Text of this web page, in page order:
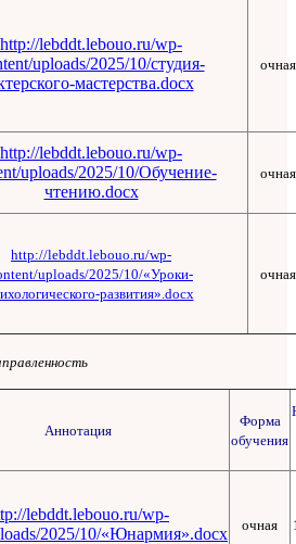
http://lebddt.lebouo.ru/wp-
uploads/2025/10/студия-
мастерства.docx
очная
http://lebddt.lebouo.ru/wp-
uploads/2025/10/Обучение-
чтению.docx
очная
http://lebddt.lebouo.ru/wp-
uploads/2025/10/«Уроки-
развития».docx
очная
Аннотация
Форма
обучения
lebddt.lebouo.ru/wp-
2025/10/«Юнармия».docx
очная